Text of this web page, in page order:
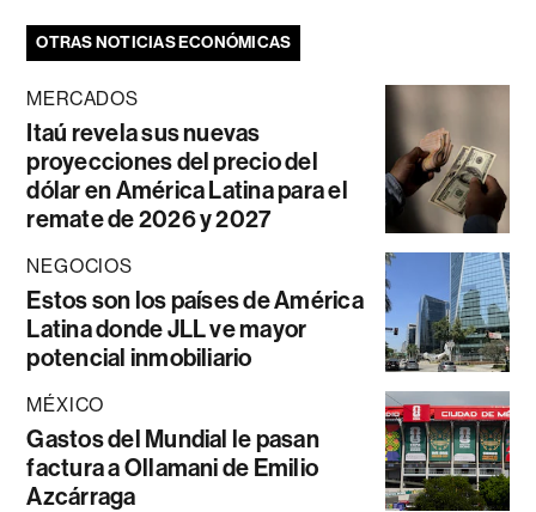
OTRAS NOTICIAS ECONÓMICAS
MERCADOS
Itaú revela sus nuevas
proyecciones del precio del
dólar en América Latina para el
remate de 2026 y 2027
NEGOCIOS
Estos son los países de América
Latina donde JLL ve mayor
potencial inmobiliario
MÉXICO
Gastos del Mundial le pasan
factura a Ollamani de Emilio
Azcárraga